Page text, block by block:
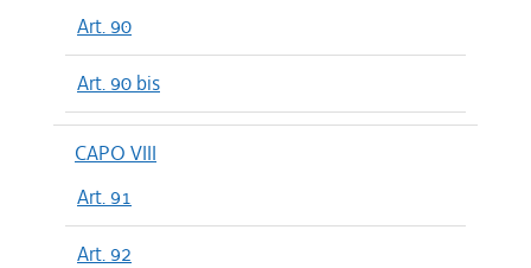
Art. 90
Art. 90 bis
CAPO VIII
Art. 91
Art. 92